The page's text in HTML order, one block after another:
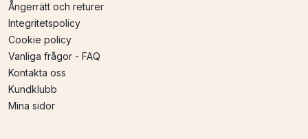
Ångerrätt och returer
Integritetspolicy
Cookie policy
Vanliga frågor - FAQ
Kontakta oss
Kundklubb
Mina sidor